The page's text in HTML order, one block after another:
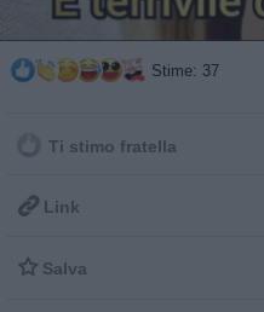
Stime: 37
Ti stimo fratella
 Link
 Salva